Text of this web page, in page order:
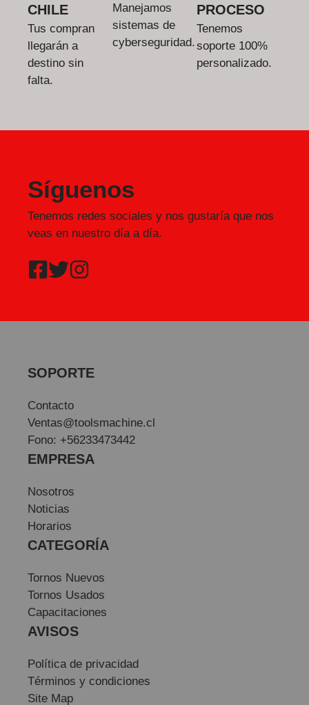
CHILE
Tus compran
llegarán a
destino sin
falta.
Manejamos
sistemas de
cyberseguridad.
PROCESO
Tenemos
soporte 100%
personalizado.
Síguenos
Tenemos redes sociales y nos gustaría que nos
veas en nuestro día a día.
SOPORTE
Contacto
Ventas@toolsmachine.cl
Fono: +56233473442
EMPRESA
Nosotros
Noticias
Horarios
CATEGORÍA
Tornos Nuevos
Tornos Usados
Capacitaciones
AVISOS
Política de privacidad
Términos y condiciones
Site Map